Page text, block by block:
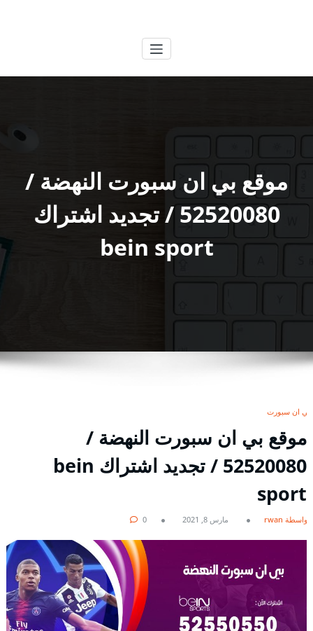
موقع بي ان سبورت النهضة /
52520080 / تجديد اشتراك
bein sport
بي ان سبورت
موقع بي ان سبورت النهضة /
52520080 / تجديد اشتراك bein
sport
بواسطة rwan مارس 8, 2021 0